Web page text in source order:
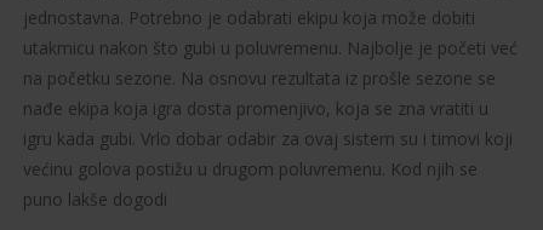
jednostavna. Potrebno je odabrati ekipu koja može dobiti
utakmicu nakon što gubi u poluvremenu. Najbolje je početi već
na početku sezone. Na osnovu rezultata iz prošle sezone se
nađe ekipa koja igra dosta promenjivo, koja se zna vratiti u
igru kada gubi. Vrlo dobar odabir za ovaj sistem su i timovi koji
većinu golova postižu u drugom poluvremenu. Kod njih se
puno lakše dogodi